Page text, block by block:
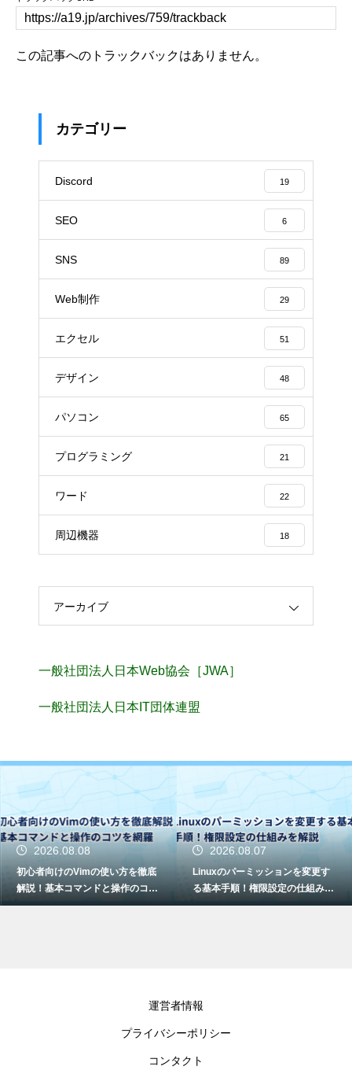
この記事へのトラックバックはありません。
カテゴリー
Discord 19
SEO 6
SNS 89
Web制作 29
エクセル 51
デザイン 48
パソコン 65
プログラミング 21
ワード 22
周辺機器 18
アーカイブ
一般社団法人日本Web協会［JWA］
一般社団法人日本IT団体連盟
2026.08.08
初心者向けのVimの使い方を徹底
解説！基本コマンドと操作のコツ
を網羅
2026.08.07
Linuxのパーミッションを変更す
る基本手順！権限設定の仕組みを
解説
運営者情報
プライバシーポリシー
コンタクト